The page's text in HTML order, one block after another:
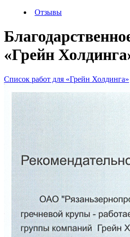
Отзывы
«Грейн
Список работ для «Грейн Холдинга»